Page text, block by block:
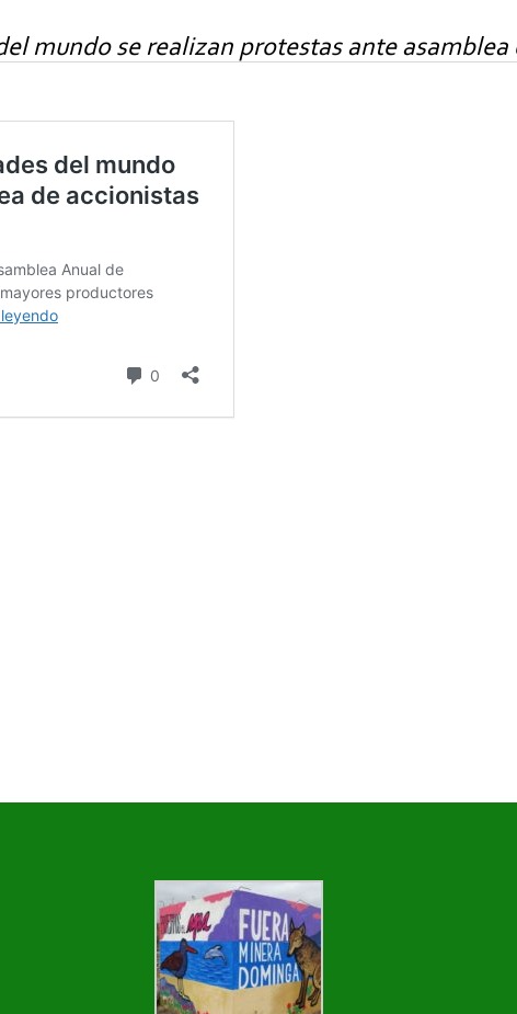
mundo se realizan protestas ante